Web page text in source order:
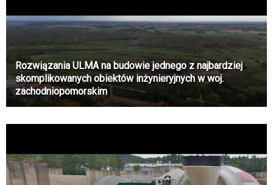
Rozwiązania ULMA na budowie jednego z najbardziej
skomplikowanych obiektów inżynieryjnych w woj.
zachodniopomorskim